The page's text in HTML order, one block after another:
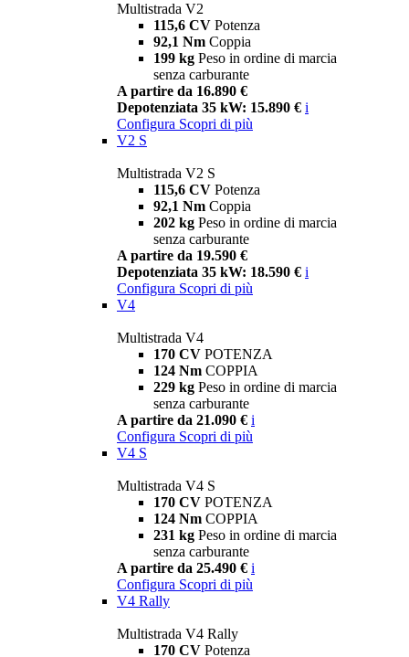
Multistrada V2
115,6 CV Potenza
92,1 Nm Coppia
199 kg Peso in ordine di marcia
senza carburante
A partire da 16.890 €
Depotenziata 35 kW: 15.890 € i
Configura Scopri di più
V2 S
Multistrada V2 S
115,6 CV Potenza
92,1 Nm Coppia
202 kg Peso in ordine di marcia
senza carburante
A partire da 19.590 €
Depotenziata 35 kW: 18.590 € i
Configura Scopri di più
V4
Multistrada V4
170 CV POTENZA
124 Nm COPPIA
229 kg Peso in ordine di marcia
senza carburante
A partire da 21.090 € i
Configura Scopri di più
V4 S
Multistrada V4 S
170 CV POTENZA
124 Nm COPPIA
231 kg Peso in ordine di marcia
senza carburante
A partire da 25.490 € i
Configura Scopri di più
V4 Rally
Multistrada V4 Rally
170 CV Potenza